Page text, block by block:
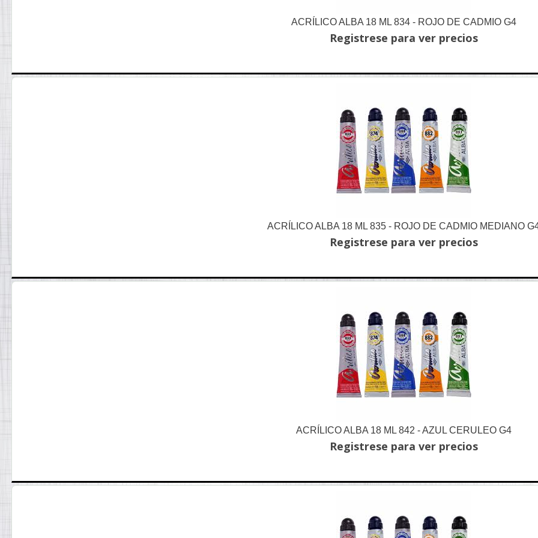
ACRÍLICO ALBA 18 ML 834 - ROJO DE CADMIO G4
Registrese para ver precios
ACRÍLICO ALBA 18 ML 835 - ROJO DE CADMIO MEDIANO
Registrese para ver precios
ACRÍLICO ALBA 18 ML 842 - AZUL CERULEO G4
Registrese para ver precios